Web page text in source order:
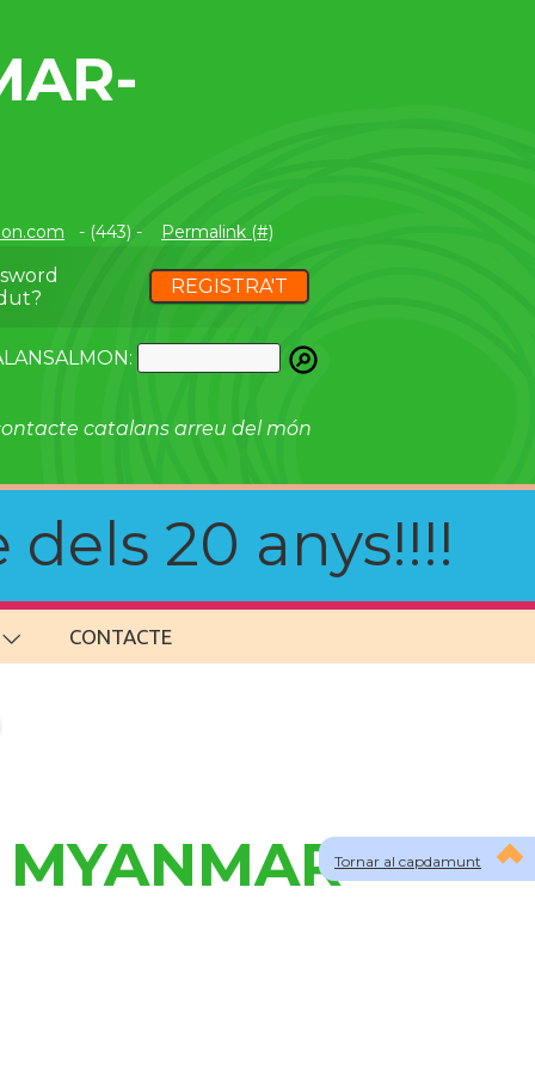
- (443) - Permalink (#)
REGISTRA'T
catalans arreu del món
20 anys!!!!
CONTACTE
Tornar al capdamunt